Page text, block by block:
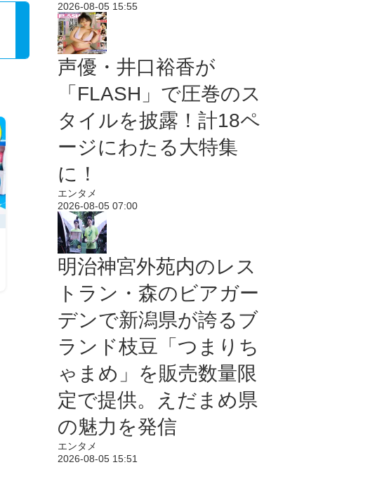
2026-08-05 15:55
声優・井口裕香が
「FLASH」で圧巻のス
タイルを披露！計18ペ
ージにわたる大特集
に！
エンタメ
2026-08-05 07:00
明治神宮外苑内のレス
トラン・森のビアガー
デンで新潟県が誇るブ
ランド枝豆「つまりち
ゃまめ」を販売数量限
定で提供。えだまめ県
の魅力を発信
エンタメ
2026-08-05 15:51